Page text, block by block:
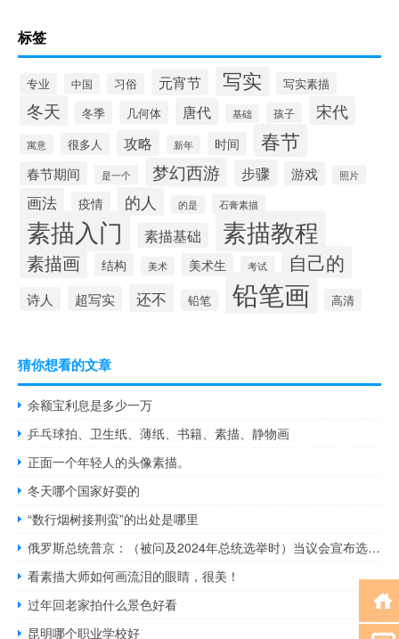
标签
专业 中国 习俗 元宵节 写实 写实素描
冬天 冬季 几何体 唐代 基础 孩子 宋代
寓意 很多人 攻略 新年 时间 春节
春节期间 是一个 梦幻西游 步骤 游戏 照片
画法 疫情 的人 的是 石膏素描
素描入门 素描基础 素描教程
素描画 结构 美术 美术生 考试 自己的
诗人 超写实 还不 铅笔 铅笔画 高清
猜你想看的文章
余额宝利息是多少一万
乒乓球拍、卫生纸、薄纸、书籍、素描、静物画
正面一个年轻人的头像素描。
冬天哪个国家好耍的
“数行烟树接荆蛮”的出处是哪里
俄罗斯总统普京：（被问及2024年总统选举时）当议会宣布选举时我们将就此进行讨论
看素描大师如何画流泪的眼睛，很美！
过年回老家拍什么景色好看
昆明哪个职业学校好